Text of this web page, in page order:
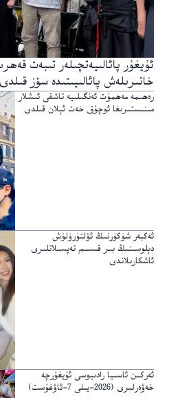
ئۇيغۇر پائالىيەتچىلەر تىبەت
خاتىرىلەش پائالىيىتىدە سۆز قىلدى
رەھىمە مەھمۇت ئەنگىلىيە تاشقى ئىشلار
مىنىستىرىغا ئوچۇق خەت ئېلان قىلدى
ئەكبەر شۈكۈرنىڭ ئۆلتۈرۈلۈش
دېلوسىنىڭ بىر قىسىم تەپسىلاتلىرى
ئاشكارىلاندى
ئەركىن ئاسىيا رادىيوسى ئۇيغۇرچە
خەۋەرلىرى (2026-يىلى 7-ئاۋغۇست)